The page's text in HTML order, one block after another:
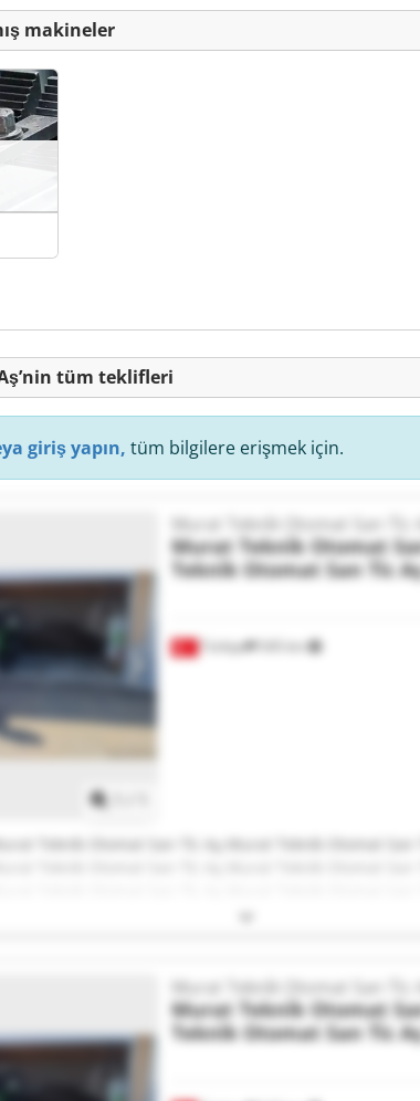
makineler
tüm teklifleri
giriş yapın, tüm bilgilere erişmek için.
Türkiye 545 km
Murat Tekni̇k Otomat San Ti̇c
Murat Tekni̇k Otomat
Tekni̇k Otomat San Ti̇c
Tekni̇k Otomat San Ti̇c Aş Murat Tekni̇k Otomat
Tekni̇k Otomat San Ti̇c Aş Murat Tekni̇k Otomat San
Murat Tekni̇k Otomat San Ti̇c
Murat Tekni̇k Otomat
Tekni̇k Otomat San Ti̇c